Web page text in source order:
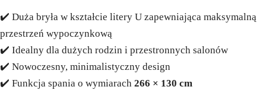
✔️ Duża bryła w kształcie litery U zapewniająca maksymalną
przestrzeń wypoczynkową
✔️ Idealny dla dużych rodzin i przestronnych salonów
✔️ Nowoczesny, minimalistyczny design
✔️ Funkcja spania o wymiarach 266 × 130 cm